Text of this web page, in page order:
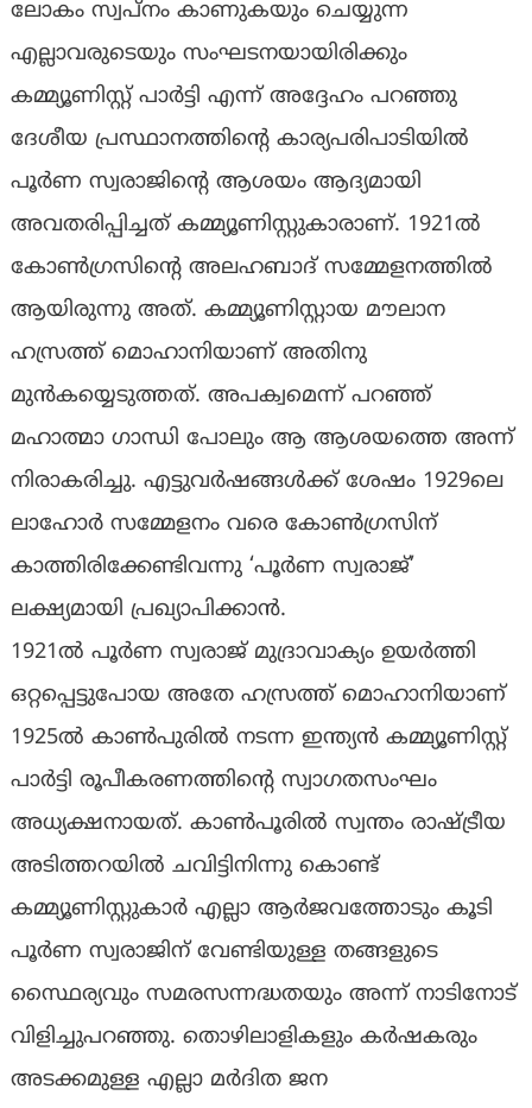
ലോകം സ്വപ്നം കാണുകയും ചെയ്യുന്ന
എല്ലാവരുടെയും സംഘടനയായിരിക്കും
കമ്മ്യൂണിസ്റ്റ് പാർട്ടി എന്ന് അദ്ദേഹം പറഞ്ഞു
ദേശീയ പ്രസ്ഥാനത്തിന്റെ കാര്യപരിപാടിയിൽ
പൂർണ സ്വരാജിന്റെ ആശയം ആദ്യമായി
അവതരിപ്പിച്ചത് കമ്മ്യൂണിസ്റ്റുകാരാണ്. 1921ൽ
കോൺഗ്രസിന്റെ അലഹബാദ് സമ്മേളനത്തിൽ
ആയിരുന്നു അത്. കമ്മ്യൂണിസ്റ്റായ മൗലാന
ഹസ്രത്ത് മൊഹാനിയാണ് അതിനു
മുൻകയ്യെടുത്തത്. അപക്വമെന്ന് പറഞ്ഞ്
മഹാത്മാ ഗാന്ധി പോലും ആ ആശയത്തെ അന്ന്
നിരാകരിച്ചു. എട്ടുവർഷങ്ങൾക്ക് ശേഷം 1929ലെ
ലാഹോർ സമ്മേളനം വരെ കോൺഗ്രസിന്
കാത്തിരിക്കേണ്ടിവന്നു ‘പൂർണ സ്വരാജ്’
ലക്ഷ്യമായി പ്രഖ്യാപിക്കാൻ.
1921ൽ പൂർണ സ്വരാജ് മുദ്രാവാക്യം ഉയർത്തി
ഒറ്റപ്പെട്ടുപോയ അതേ ഹസ്രത്ത് മൊഹാനിയാണ്
1925ൽ കാൺപുരിൽ നടന്ന ഇന്ത്യൻ കമ്മ്യൂണിസ്റ്റ്
പാർട്ടി രൂപീകരണത്തിന്റെ സ്വാഗതസംഘം
അധ്യക്ഷനായത്. കാൺപൂരിൽ സ്വന്തം രാഷ്ട്രീയ
അടിത്തറയിൽ ചവിട്ടിനിന്നു കൊണ്ട്
കമ്മ്യൂണിസ്റ്റുകാർ എല്ലാ ആർജവത്തോടും കൂടി
പൂർണ സ്വരാജിന് വേണ്ടിയുള്ള തങ്ങളുടെ
സ്ഥൈര്യവും സമരസന്നദ്ധതയും അന്ന് നാടിനോട്
വിളിച്ചുപറഞ്ഞു. തൊഴിലാളികളും കർഷകരും
അടക്കമുള്ള എല്ലാ മർദിത ജന